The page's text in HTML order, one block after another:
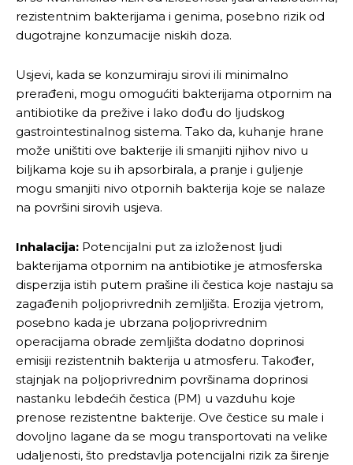
Ovim putem želimo da vam se zahvalimo što ste
odlučili da pustite Vašu priču da živi, Redakcija
Objavi.ba
[wpuf_form id=”7463”]
Ovim putem želimo da vam se zahvalimo što ste
odlučili da pustite Vašu priču da živi, Redakcija
Objavi.ba
[wpuf_form id=”7463”]
rezistentnim bakterijama i genima, posebno rizik od
dugotrajne konzumacije niskih doza.
Usjevi, kada se konzumiraju sirovi ili minimalno
prerađeni, mogu omogućiti bakterijama otpornim na
antibiotike da prežive i lako dođu do ljudskog
gastrointestinalnog sistema. Tako da, kuhanje hrane
može uništiti ove bakterije ili smanjiti njihov nivo u
biljkama koje su ih apsorbirala, a pranje i guljenje
mogu smanjiti nivo otpornih bakterija koje se nalaze
na površini sirovih usjeva.
Inhalacija: Potencijalni put za izloženost ljudi
bakterijama otpornim na antibiotike je atmosferska
disperzija istih putem prašine ili čestica koje nastaju sa
zagađenih poljoprivrednih zemljišta. Erozija vjetrom,
posebno kada je ubrzana poljoprivrednim
operacijama obrade zemljišta dodatno doprinosi
emisiji rezistentnih bakterija u atmosferu. Također,
stajnjak na poljoprivrednim površinama doprinosi
nastanku lebdećih čestica (PM) u vazduhu koje
prenose rezistentne bakterije. Ove čestice su male i
dovoljno lagane da se mogu transportovati na velike
udaljenosti, što predstavlja potencijalni rizik za širenje